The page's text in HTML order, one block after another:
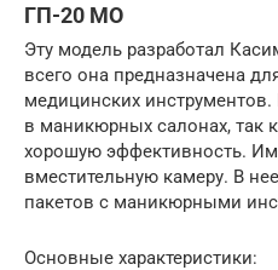
ГП-20 МО
Эту модель разработал
всего она предназначена
медицинских
в маникюрных салонах, так
хорошую эффективность.
вместительную камеру. В
пакетов с маникюрными
Основные характеристики: